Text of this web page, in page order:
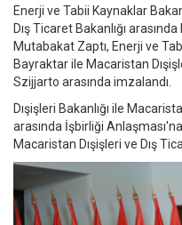
Enerji ve Tabii Kaynaklar
Dış Ticaret Bakanlığı
Mutabakat Zaptı, Enerji ve
Bayraktar ile Macaristan
Szijjarto arasında imzalandı.
Dışişleri Bakanlığı ile
arasında İşbirliği
Macaristan Dışişleri ve Dış